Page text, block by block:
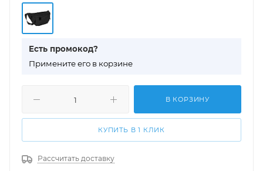
Есть промокод?
Примените его в корзине
В КОРЗИНУ
КУПИТЬ В 1 КЛИК
Рассчитать доставку